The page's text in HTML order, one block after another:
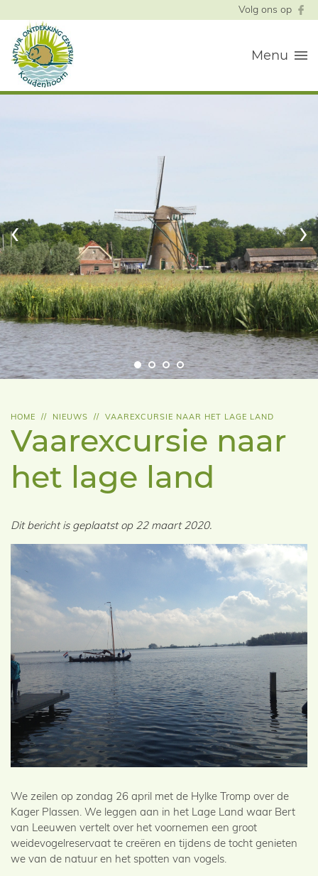
Volg ons op
Menu
‹ ›
HOME // NIEUWS // VAAREXCURSIE NAAR HET LAGE LAND
Vaarexcursie naar
het lage land
Dit bericht is geplaatst op 22 maart 2020.
We zeilen op zondag 26 april met de Hylke Tromp over de
Kager Plassen. We leggen aan in het Lage Land waar Bert
van Leeuwen vertelt over het voornemen een groot
weidevogelreservaat te creëren en tijdens de tocht genieten
we van de natuur en het spotten van vogels.